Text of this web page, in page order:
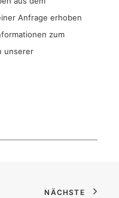
Anfrage erhoben
zum
unserer
NÄCHSTE